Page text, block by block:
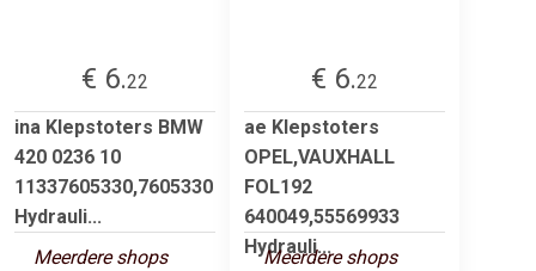
€ 6.22
ina Klepstoters BMW
420 0236 10
11337605330,7605330
Hydrauli...
Meerdere shops
€ 6.22
ae Klepstoters
OPEL,VAUXHALL
FOL192
640049,55569933
Hydrauli...
Meerdere shops